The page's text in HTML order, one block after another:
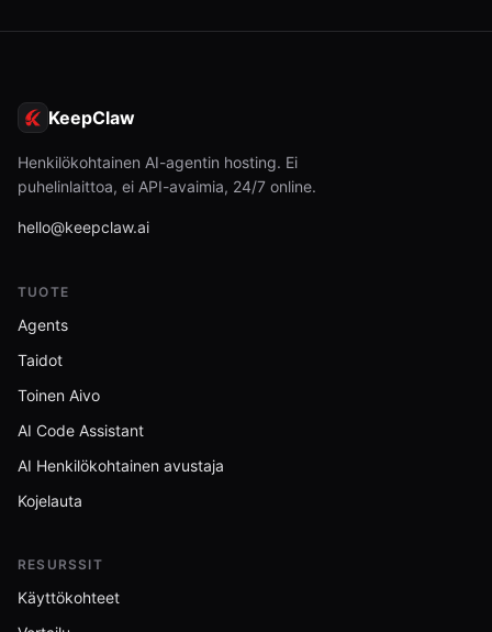
KeepClaw
Henkilökohtainen AI-agentin hosting. Ei
puhelinlaittoa, ei API-avaimia, 24/7 online.
hello@keepclaw.ai
TUOTE
Agents
Taidot
Toinen Aivo
AI Code Assistant
AI Henkilökohtainen avustaja
Kojelauta
RESURSSIT
Käyttökohteet